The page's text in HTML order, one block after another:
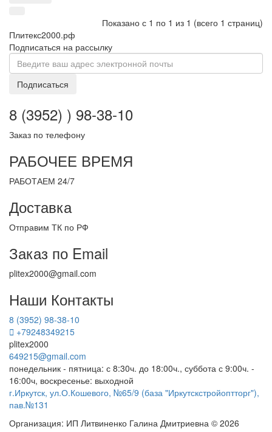
Показано с 1 по 1 из 1 (всего 1 страниц)
Плитекс2000.рф
Подписаться на рассылку
Подписаться
8 (3952) ) 98-38-10
Заказ по телефону
РАБОЧЕЕ ВРЕМЯ
РАБОТАЕМ 24/7
Доставка
Отправим ТК по РФ
Заказ по Email
plitex2000@gmail.com
Наши Контакты
8 (3952) 98-38-10
+79248349215
plitex2000
649215@gmail.com
понедельник - пятница: с 8:30ч. до 18:00ч., суббота с 9:00ч. -
16:00ч, воскресенье: выходной
г.Иркутск, ул.О.Кошевого, №65/9 (база "Иркутскстройоптторг"),
пав.№131
Организация: ИП Литвиненко Галина Дмитриевна © 2026